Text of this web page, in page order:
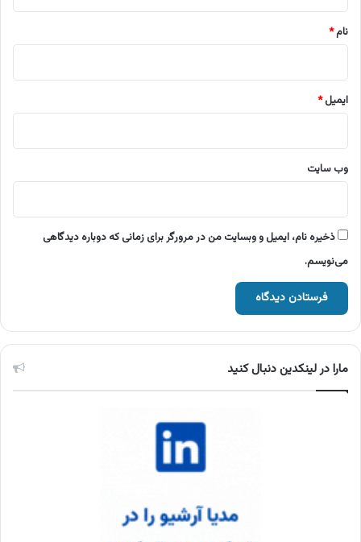
نام*
ایمیل*
وب‌ سایت
ذخیره نام، ایمیل و وبسایت من در مرورگر برای زمانی که دوباره دیدگاهی
می‌نویسم.
مارا در لینکدین دنبال کنید